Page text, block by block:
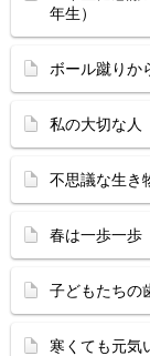
年生）
ボール蹴りか
私の大切な人
不思議な生き
春は一歩一歩
子どもたちの
寒くても元気